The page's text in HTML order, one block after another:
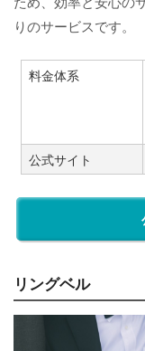
りのサービスです。
料金体系
公式サイト
リングベル